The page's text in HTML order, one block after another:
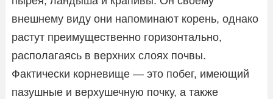
внешнему виду они напоминают корень, однако
растут преимущественно горизонтально,
располагаясь в верхних слоях почвы.
Фактически корневище — это побег, имеющий
пазушные и верхушечную почку, а также